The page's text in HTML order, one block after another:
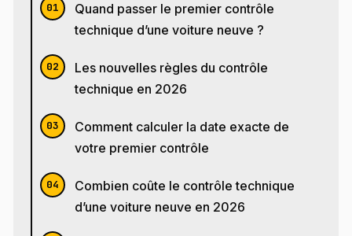
Quand passer le premier contrôle
technique d’une voiture neuve ?
Les nouvelles règles du contrôle
technique en 2026
Comment calculer la date exacte de
votre premier contrôle
Combien coûte le contrôle technique
d’une voiture neuve en 2026